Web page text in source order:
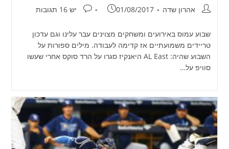
מחבר:אהרון שדה פורסם:
01/08/2017 תגובות:
יש 16 תגובות
שבוע עמוס באירועים ומשחקים מצוינים עבר עלינו וגם עדכון
טריידים משמועתיים אז קדימה לעבודה. מילים ספורות על
השבוע שהיה: AL East היאנקיז סגרו על הרד סוקס אחרי שעשו
סוויפ על…